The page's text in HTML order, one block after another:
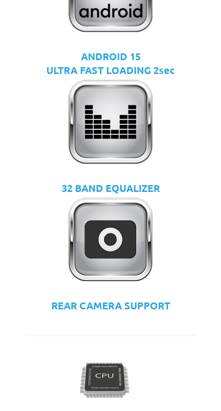
ANDROID 15
ULTRA FAST LOADING 2sec
32 BAND EQUALIZER
REAR CAMERA SUPPORT